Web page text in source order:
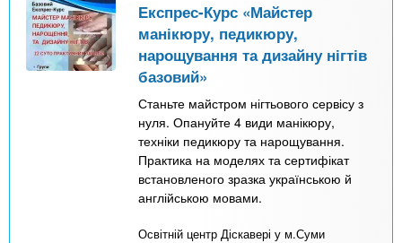
Експрес-Курс «Майстер
манікюру, педикюру,
нарощування та дизайну нігтів
базовий»
Станьте майстром нігтьового сервісу з
нуля. Опануйте 4 види манікюру,
техніки педикюру та нарощування.
Практика на моделях та сертифікат
встановленого зразка українською й
англійською мовами.
Освітній центр Діскавері у м.Суми